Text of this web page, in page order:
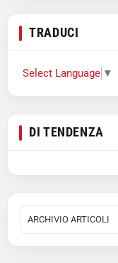
TRADUCI
Select Language ▼
DI TENDENZA